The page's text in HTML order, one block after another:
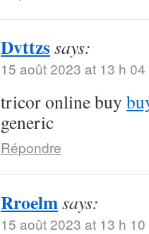
Dvttzssays:
15 août 2023 at 13 h 04
tricor online buy
generic
Répondre
Rroelmsays:
15 août 2023 at 13 h 10